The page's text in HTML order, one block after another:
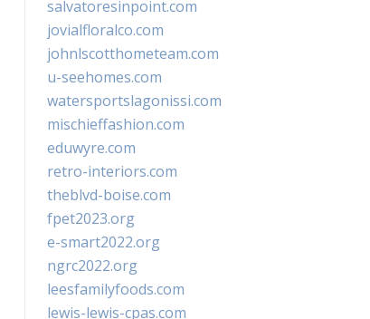
salvatoresinpoint.com
jovialfloralco.com
johnlscotthometeam.com
u-seehomes.com
watersportslagonissi.com
mischieffashion.com
eduwyre.com
retro-interiors.com
theblvd-boise.com
fpet2023.org
e-smart2022.org
ngrc2022.org
leesfamilyfoods.com
lewis-lewis-cpas.com